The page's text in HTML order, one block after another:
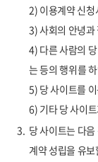
2) 이용계약 신
3) 사회의 안녕과
4) 다른 사람의
는 등의 행위를
5) 당 사이트를
6) 기타 당 사이
3. 당 사이트는 다
계약 성립을 유